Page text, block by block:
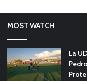
MOST WATCH
La